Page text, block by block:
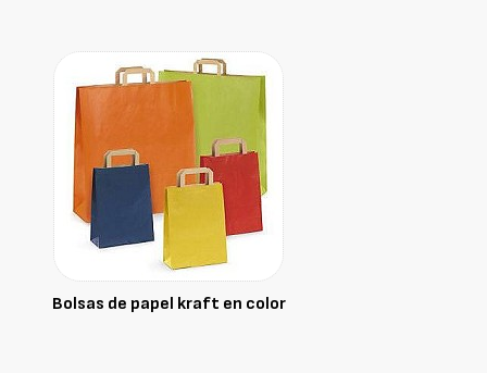
Bolsas de papel kraft en color